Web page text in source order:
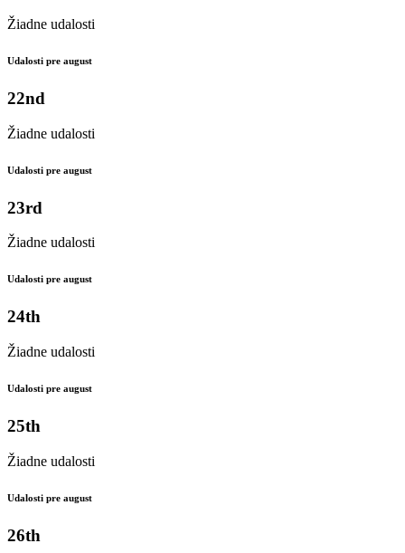
Žiadne udalosti
Udalosti pre august
22nd
Žiadne udalosti
Udalosti pre august
23rd
Žiadne udalosti
Udalosti pre august
24th
Žiadne udalosti
Udalosti pre august
25th
Žiadne udalosti
Udalosti pre august
26th